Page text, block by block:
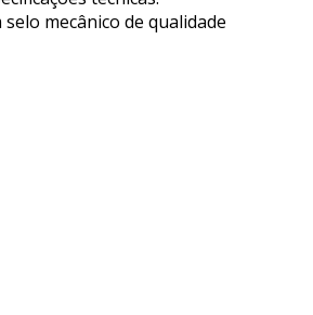
mecânico de qualidade